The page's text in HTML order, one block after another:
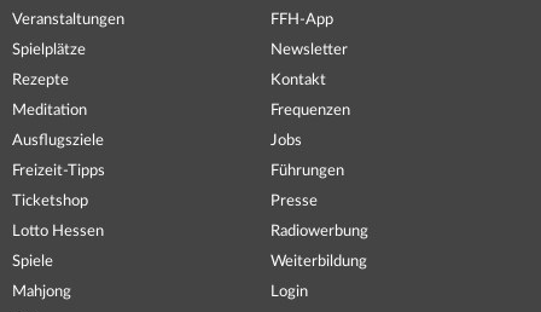
Veranstaltungen
Spielplätze
Rezepte
Meditation
Ausflugsziele
Freizeit-Tipps
Ticketshop
Lotto Hessen
Spiele
Mahjong
FFH-App
Newsletter
Kontakt
Frequenzen
Jobs
Führungen
Presse
Radiowerbung
Weiterbildung
Login